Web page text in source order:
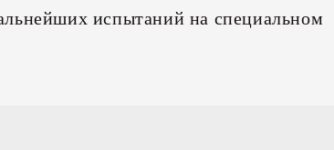
испытаний на специальном